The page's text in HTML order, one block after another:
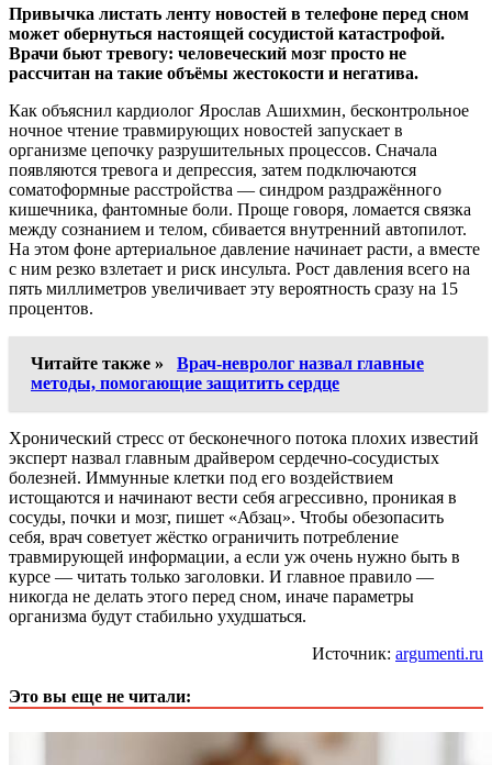
Привычка листать ленту новостей в телефоне перед сном
может обернуться настоящей сосудистой катастрофой.
Врачи бьют тревогу: человеческий мозг просто не
рассчитан на такие объёмы жестокости и негатива.
Как объяснил кардиолог Ярослав Ашихмин, бесконтрольное
ночное чтение травмирующих новостей запускает в
организме цепочку разрушительных процессов. Сначала
появляются тревога и депрессия, затем подключаются
соматоформные расстройства — синдром раздражённого
кишечника, фантомные боли. Проще говоря, ломается связка
между сознанием и телом, сбивается внутренний автопилот.
На этом фоне артериальное давление начинает расти, а вместе
с ним резко взлетает и риск инсульта. Рост давления всего на
пять миллиметров увеличивает эту вероятность сразу на 15
процентов.
Читайте также »
Врач-невролог назвал главные
методы, помогающие защитить сердце
Хронический стресс от бесконечного потока плохих известий
эксперт назвал главным драйвером сердечно-сосудистых
болезней. Иммунные клетки под его воздействием
истощаются и начинают вести себя агрессивно, проникая в
сосуды, почки и мозг, пишет «Абзац». Чтобы обезопасить
себя, врач советует жёстко ограничить потребление
травмирующей информации, а если уж очень нужно быть в
курсе — читать только заголовки. И главное правило —
никогда не делать этого перед сном, иначе параметры
организма будут стабильно ухудшаться.
Источник: argumenti.ru
Это вы еще не читали: